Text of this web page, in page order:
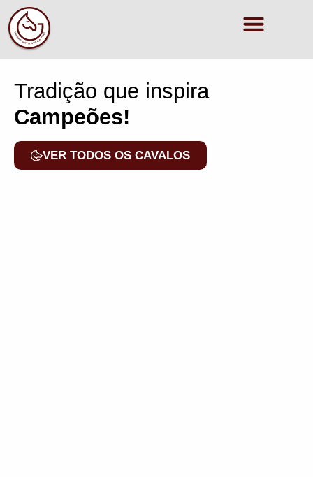
Tradição que inspira
Campeões!
VER TODOS OS CAVALOS